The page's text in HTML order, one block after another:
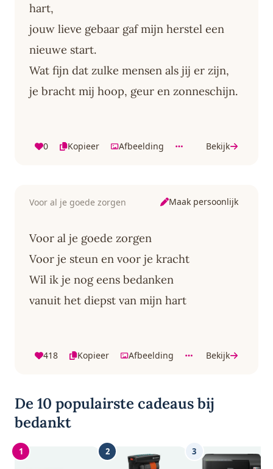
hart,
jouw lieve gebaar gaf mijn herstel een
nieuwe start.
Wat fijn dat zulke mensen als jij er zijn,
je bracht mij hoop, geur en zonneschijn.
0 Kopieer Afbeelding Bekijk
Voor al je goede zorgen Maak persoonlijk
Voor al je goede zorgen
Voor je steun en voor je kracht
Wil ik je nog eens bedanken
vanuit het diepst van mijn hart
418 Kopieer Afbeelding Bekijk
De 10 populairste cadeaus bij
bedankt
1 2 3